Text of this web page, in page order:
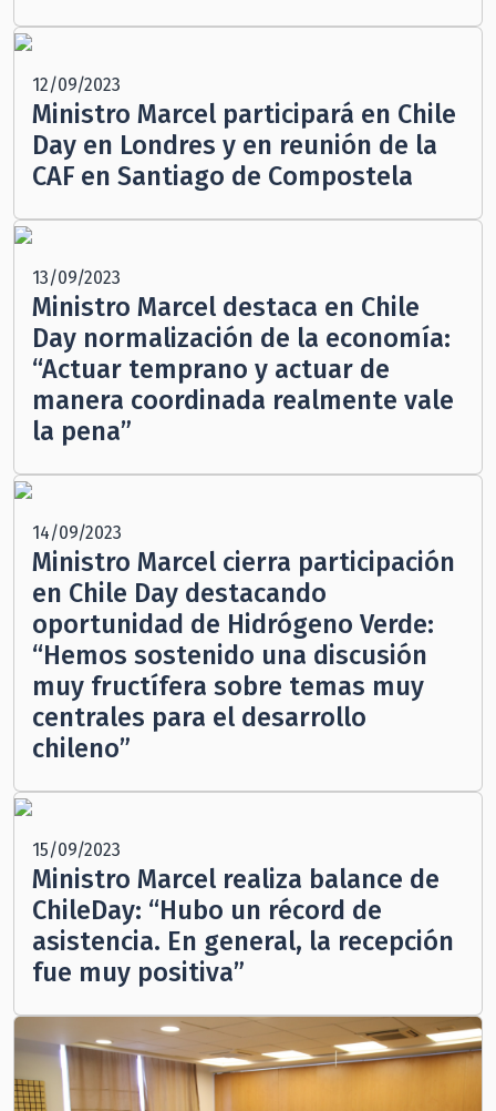
12/09/2023
Ministro Marcel participará en Chile
Day en Londres y en reunión de la
CAF en Santiago de Compostela
13/09/2023
Ministro Marcel destaca en Chile
Day normalización de la economía:
“Actuar temprano y actuar de
manera coordinada realmente vale
la pena”
14/09/2023
Ministro Marcel cierra participación
en Chile Day destacando
oportunidad de Hidrógeno Verde:
“Hemos sostenido una discusión
muy fructífera sobre temas muy
centrales para el desarrollo
chileno”
15/09/2023
Ministro Marcel realiza balance de
ChileDay: “Hubo un récord de
asistencia. En general, la recepción
fue muy positiva”